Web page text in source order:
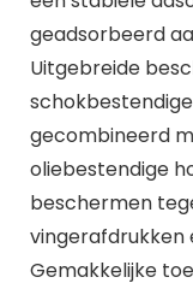
geadsorbeerd
Uitgebreide
gecombineerd
oliebestendige
beschermen
vingerafdrukken
Gemakkelijke